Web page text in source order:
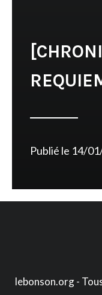
Publié le 14/
lebonson.org -